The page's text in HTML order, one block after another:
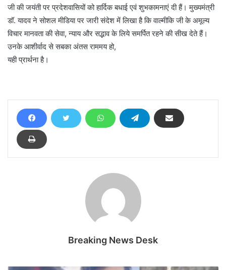
जी की जयंती पर प्रदेशवासियों को हार्दिक बधाई एवं शुभकामनाएं दी हैं। मुख्यमंत्री
डॉ. यादव ने सोशल मीडिया पर जारी संदेश में लिखा है कि वाल्मीकि जी के अमूल्य
विचार मानवता की सेवा, न्याय और सद्भाव के लिये समर्पित रहने की सीख देते हैं।
उनके आशीर्वाद से सबका अंतस राममय हो,
यही प्रार्थना है।
Breaking News Desk